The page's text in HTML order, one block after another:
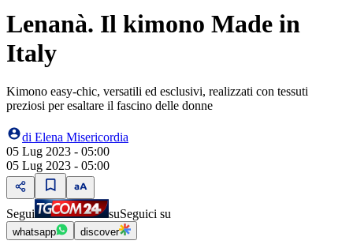
Lenanà. Il kimono Made in
Italy
Kimono easy-chic, versatili ed esclusivi, realizzati con tessuti
preziosi per esaltare il fascino delle donne
di Elena Misericordia
05 Lug 2023 - 05:00
05 Lug 2023 - 05:00
Segui suSeguici su
whatsapp discover